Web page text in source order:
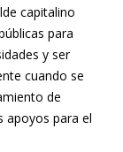
capitalino
para
y ser
cuando se
de
apoyos para el